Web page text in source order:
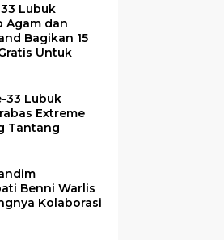
Lubuk
Agam dan
Bagikan 15
Untuk
33 Lubuk
Extreme
Tantang
Benni Warlis
Kolaborasi